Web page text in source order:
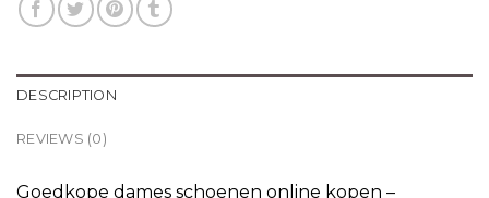
DESCRIPTION
REVIEWS (0)
Goedkope dames schoenen online kopen –